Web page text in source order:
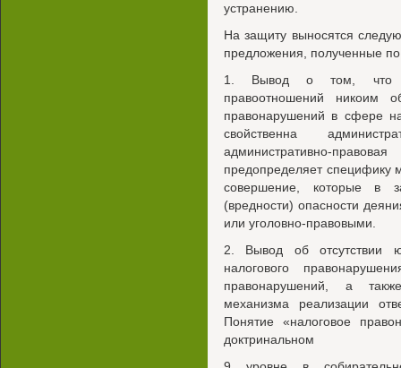
устранению.
На защиту выносятся
предложения, полученные
1. Вывод о том, что
правоотношений никоим
правонарушений в сфере
свойственна
административно-
предопределяет специфику
совершение, которые в
(вредности) опасности
или уголовно-правовыми.
2. Вывод об отсутствии
налогового
правонарушений, а
механизма реализации
Понятие «налоговое
доктринальном